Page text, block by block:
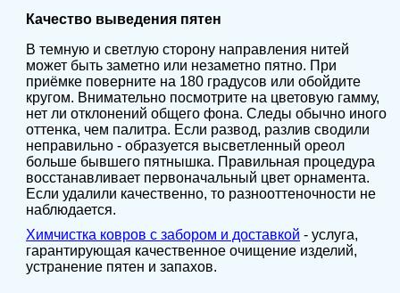
Качество выведения пятен
В темную и светлую сторону направления нитей
может быть заметно или незаметно пятно. При
приёмке поверните на 180 градусов или обойдите
кругом. Внимательно посмотрите на цветовую гамму,
нет ли отклонений общего фона. Следы обычно иного
оттенка, чем палитра. Если развод, разлив сводили
неправильно - образуется высветленный ореол
больше бывшего пятнышка. Правильная процедура
восстанавливает первоначальный цвет орнамента.
Если удалили качественно, то разнооттеночности не
наблюдается.
Химчистка ковров с забором и доставкой - услуга,
гарантирующая качественное очищение изделий,
устранение пятен и запахов.